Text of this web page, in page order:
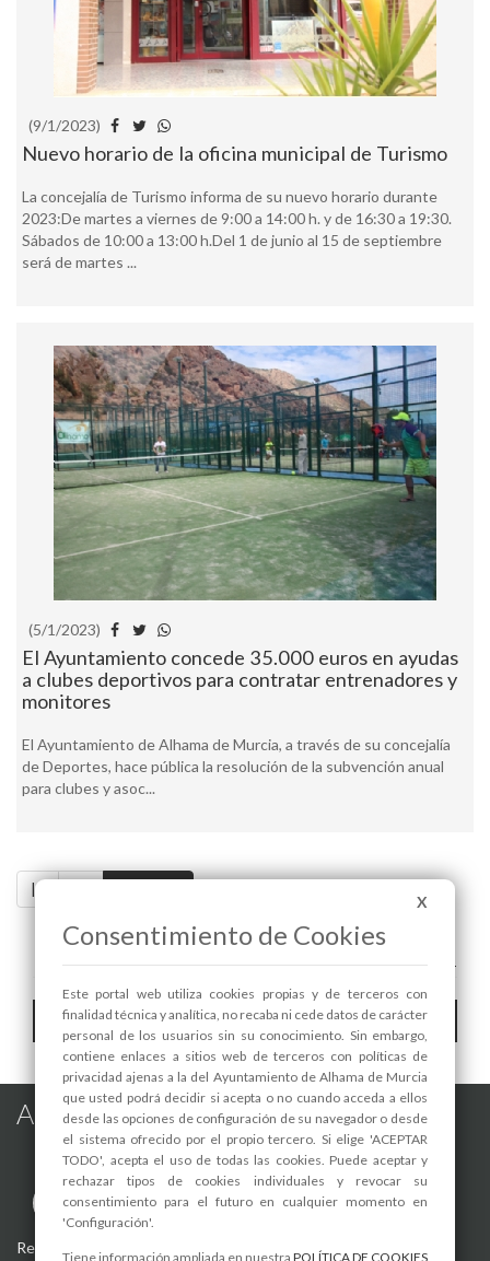
(9/1/2023)
Nuevo horario de la oficina municipal de Turismo
La concejalía de Turismo informa de su nuevo horario durante
2023:De martes a viernes de 9:00 a 14:00 h. y de 16:30 a 19:30.
Sábados de 10:00 a 13:00 h.Del 1 de junio al 15 de septiembre
será de martes ...
(5/1/2023)
El Ayuntamiento concede 35.000 euros en ayudas
a clubes deportivos para contratar entrenadores y
monitores
El Ayuntamiento de Alhama de Murcia, a través de su concejalía
de Deportes, hace pública la resolución de la subvención anual
para clubes y asoc...
|<
A+ A-
Hemeroteca
Toggle
Alhama de Murcia en las Redes
Registro de actividades de tratamiento Aviso Legal
X
Consentimiento de Cookies
Este portal web utiliza cookies propias y de terceros con
finalidad técnica y analítica, no recaba ni cede datos de carácter
personal de los usuarios sin su conocimiento. Sin embargo,
contiene enlaces a sitios web de terceros con políticas de
privacidad ajenas a la del Ayuntamiento de Alhama de Murcia
que usted podrá decidir si acepta o no cuando acceda a ellos
desde las opciones de configuración de su navegador o desde
el sistema ofrecido por el propio tercero. Si elige 'ACEPTAR
TODO', acepta el uso de todas las cookies. Puede aceptar y
rechazar tipos de cookies individuales y revocar su
consentimiento para el futuro en cualquier momento en
'Configuración'.
Tiene información ampliada en nuestra POLÍTICA DE COOKIES